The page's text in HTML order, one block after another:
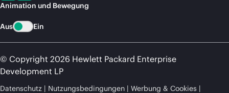
Animation und Bewegung
Aus Ein
© Copyright 2026 Hewlett Packard Enterprise
Development LP
Datenschutz Nutzungsbedingungen Werbung & Cookies